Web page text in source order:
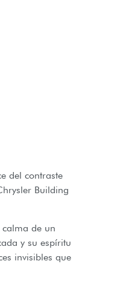
del contraste
Building
de un
y su espíritu
invisibles que